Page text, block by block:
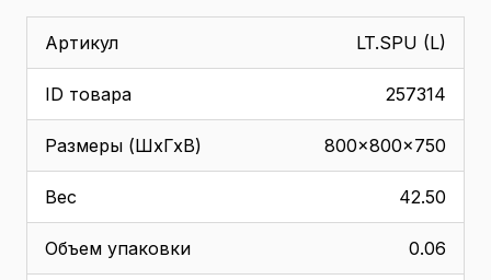
Артикул LT.SPU (L)
ID товара 257314
Размеры (ШхГхВ) 800x800x750
Вес 42.50
Объем упаковки 0.06